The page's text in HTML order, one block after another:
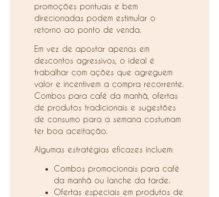
promoções pontuais e bem
direcionadas podem estimular o
retorno ao ponto de venda.
Em vez de apostar apenas em
descontos agressivos, o ideal é
trabalhar com ações que agreguem
valor e incentivem a compra recorrente.
Combos para café da manhã, ofertas
de produtos tradicionais e sugestões
de consumo para a semana costumam
ter boa aceitação.
Algumas estratégias eficazes incluem:
Combos promocionais para café
da manhã ou lanche da tarde.
Ofertas especiais em produtos de